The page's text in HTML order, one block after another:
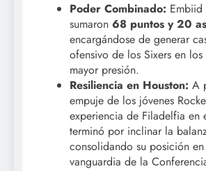
Poder Combinado: Embiid
sumaron 68 puntos y 20
encargándose de generar
ofensivo de los Sixers en
mayor presión.
Resiliencia en Houston: A
empuje de los jóvenes
experiencia de Filadelfia en
terminó por inclinar la
consolidando su posición
vanguardia de la